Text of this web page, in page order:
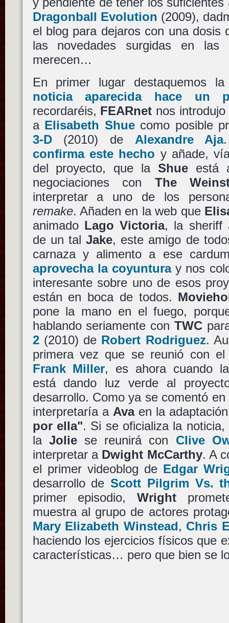
Dragonball Evolution (2009),
el blog para dejaros con una dosis
las novedades surgidas en
merecen…
En primer lugar destaquemos
noticia aparecida hace un
recordaréis, FEARnet nos
a Elisabeth Shuecomo posible
3-D(2010) de Alexandre Aja
confirma este hecho y añade,
del proyecto, que laShue está
negociaciones con The
interpretar a uno de los
remake. Añaden en la web que
animado Lago Victoria, la sheriff
de un talJake, este amigo de
carnaza y alimento a ese
aprovecha la coyunturay nos
interesante sobre uno de esos
están en boca de todos.
pone la mano en el fuego,
hablando seriamente conTWC
2(2010) de Robert Rodriguez.
primera vez que se reunió con
Frank Miller, es ahora cuando
está dando luz verde al
desarrollo. Como ya se comentó
interpretaría a Avaen la
por ella". Si se oficializa la noticia,
la Joliese reunirá con Clive
interpretar a Dwight McCarthy. A
el primer videoblog de Edgar
desarrollo deScott Pilgrim Vs.
primer episodio,Wright
muestra al grupo de actores
Mary Elizabeth Winstead, Chris
haciendo los ejercicios físicos que
características… pero que bien se